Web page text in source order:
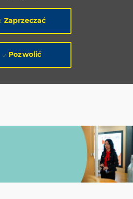
Zaprzeczać
Pozwolić